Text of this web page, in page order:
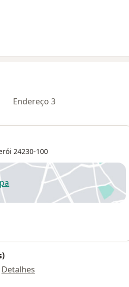
Endereço 3
24230-100
novo separador
Detalhes